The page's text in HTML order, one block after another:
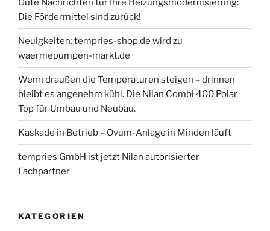
Gute Nachrichten für Ihre Heizungsmodernisierung:
Die Fördermittel sind zurück!
Neuigkeiten: tempries-shop.de wird zu
waermepumpen-markt.de
Wenn draußen die Temperaturen steigen – drinnen
bleibt es angenehm kühl. Die Nilan Combi 400 Polar
Top für Umbau und Neubau.
Kaskade in Betrieb – Ovum-Anlage in Minden läuft
tempries GmbH ist jetzt Nilan autorisierter
Fachpartner
KATEGORIEN